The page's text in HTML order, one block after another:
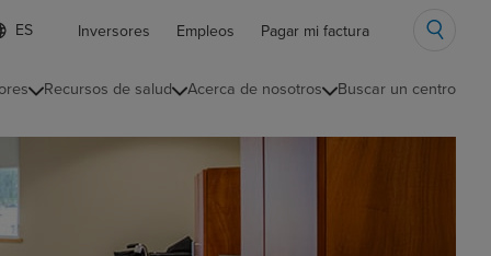
Inversores Empleos Pagar mi factura
Recursos de salud Acerca de nosotros Buscar un centro